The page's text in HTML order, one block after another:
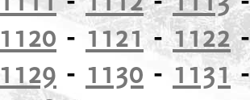
1120 - 1121-1122
1129 - 1130 - 1131